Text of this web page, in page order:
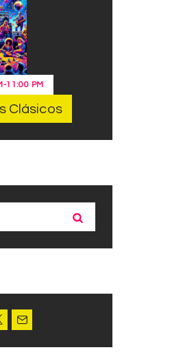
-11:00 PM
Clásicos